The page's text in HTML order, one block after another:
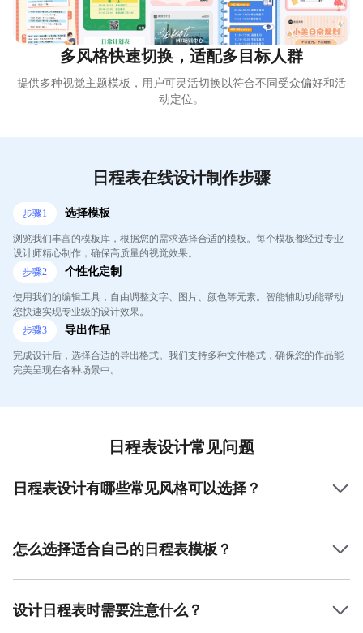
多风格快速切换，适配多目标人群
提供多种视觉主题模板，用户可灵活切换以符合不同受众偏好和活
动定位。
日程表在线设计制作步骤
步骤1 选择模板
浏览我们丰富的模板库，根据您的需求选择合适的模板。每个模板都经过专业
设计师精心制作，确保高质量的视觉效果。
步骤2 个性化定制
使用我们的编辑工具，自由调整文字、图片、颜色等元素。智能辅助功能帮动
您快速实现专业级的设计效果。
步骤3 导出作品
完成设计后，选择合适的导出格式。我们支持多种文件格式，确保您的作品能
完美呈现在各种场景中。
日程表设计常见问题
日程表设计有哪些常见风格可以选择？
务风适合职场人士，而可爱风则适合学生和年轻人。
怎么选择适合自己的日程表模板？
同时考虑自己的审美偏好，找到最能激励自己坚持使用的模
板。
设计日程表时需要注意什么？